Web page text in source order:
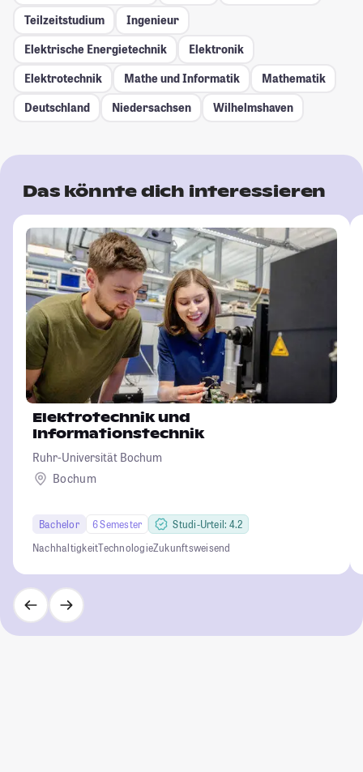
Teilzeitstudium
Ingenieur
Elektrische Energietechnik
Elektronik
Elektrotechnik
Mathe und Informatik
Mathematik
Deutschland
Niedersachsen Wilhelmshaven
Das könnte dich interessieren
Elektrotechnik und
Informationstechnik
Ruhr-Universität Bochum
Bochum
Bachelor 6 Semester
Studi-Urteil: 4.2
NachhaltigkeitTechnologieZukunftsweisend